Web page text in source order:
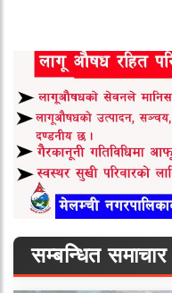
सम्बन्धित समाचार